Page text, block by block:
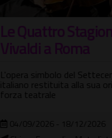
Stagioni di
a Roma
del Settecento
alla sua originaria
- 18/12/2026